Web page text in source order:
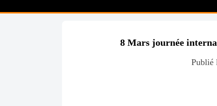
8 Mars journée
Publié